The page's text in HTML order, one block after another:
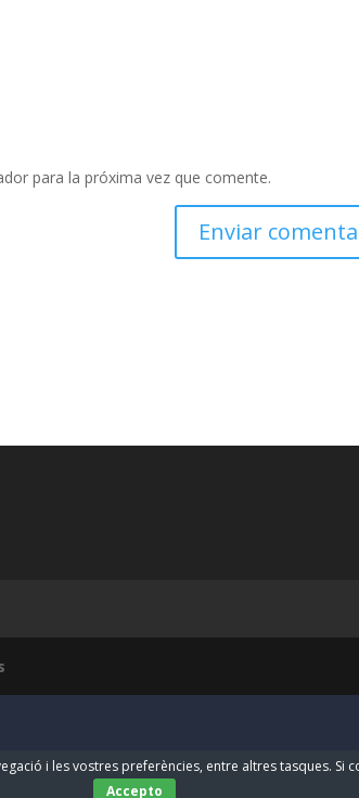
para la próxima vez que comente.
i les vostres preferències, entre altres tasques.
Accepto